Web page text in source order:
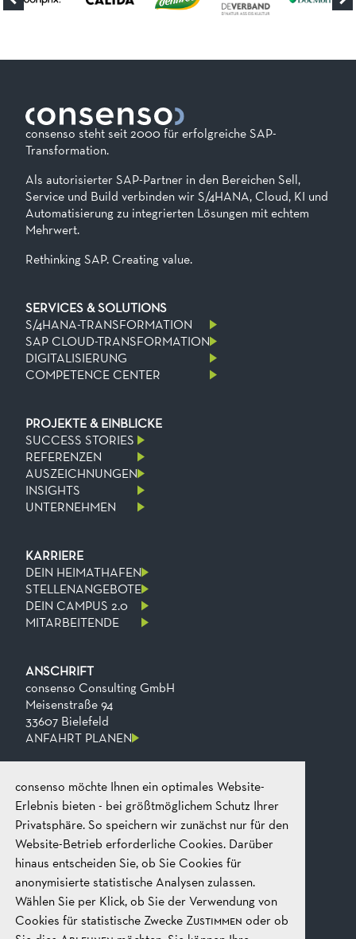
consenso möchte Ihnen ein optimales Website-
Erlebnis bieten - bei größtmöglichem Schutz Ihrer
Privatsphäre. So speichern wir zunächst nur für den
Website-Betrieb erforderliche Cookies. Darüber
hinaus entscheiden Sie, ob Sie Cookies für
anonymisierte statistische Analysen zulassen.
Wählen Sie per Klick, ob Sie der Verwendung von
Cookies für statistische ZweckeZustimmen oder ob
consenso steht seit 2000 für erfolgreiche SAP-
Transformation.
Als autorisierter SAP-Partner in den Bereichen Sell,
Service und Build verbinden wir S/4HANA, Cloud, KI und
Automatisierung zu integrierten Lösungen mit echtem
Mehrwert.
Rethinking SAP. Creating value.
SERVICES & SOLUTIONS
S/4HANA-TRANSFORMATION
SAP CLOUD-TRANSFORMATION
DIGITALISIERUNG
COMPETENCE CENTER
PROJEKTE & EINBLICKE
SUCCESS STORIES
REFERENZEN
AUSZEICHNUNGEN
INSIGHTS
UNTERNEHMEN
KARRIERE
DEIN HEIMATHAFEN
STELLENANGEBOTE
DEIN CAMPUS 2.0
MITARBEITENDE
ANSCHRIFT
consenso Consulting GmbH
Meisenstraße 94
33607 Bielefeld
ANFAHRT PLANEN
KONTAKT
Telefon
Fax
E-mail
+49 521 2606 0
+49​ 521​ 2606​ 199
mail@consenso.de
GEPRÄCH STARTEN
RECHTLICHES
IMPRESSUM
DATENSCHUTZ